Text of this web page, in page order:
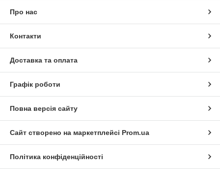
Про нас
Контакти
Доставка та оплата
Графік роботи
Повна версія сайту
Сайт створено на маркетплейсі Prom.ua
Політика конфіденційності